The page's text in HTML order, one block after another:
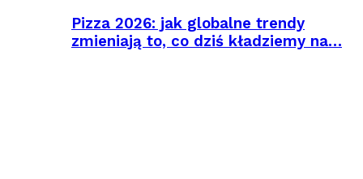
Pizza 2026: jak globalne trendy
zmieniają to, co dziś kładziemy na…